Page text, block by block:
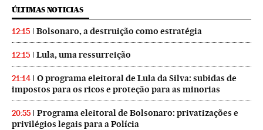
ÚLTIMAS NOTICIAS
12:15 Bolsonaro, a destruição como estratégia
12:15 Lula, uma ressurreição
21:14
O programa eleitoral de Lula da Silva: subidas de
impostos para os ricos e proteção para as minorias
20:55
Programa eleitoral de Bolsonaro: privatizações e
privilégios legais para a Polícia